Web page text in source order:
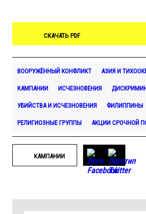
СКАЧАТЬ PDF
ВООРУЖЁННЫЙ КОНФЛИКТ АЗИЯ И
КАМПАНИИ ИСЧЕЗНОВЕНИЯ
УБИЙСТВА И ИСЧЕЗНОВЕНИЯ ФИЛИППИНЫ
РЕЛИГИОЗНЫЕ ГРУППЫ АКЦИИ СРОЧНОЙ
КАМПАНИИ